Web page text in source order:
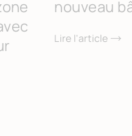
nouveau
Lire l'article